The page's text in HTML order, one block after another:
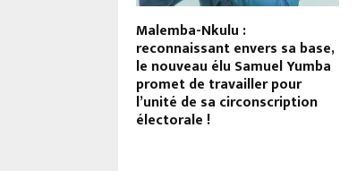
Malemba-Nkulu :
reconnaissant envers sa base,
le nouveau élu Samuel Yumba
promet de travailler pour
l’unité de sa circonscription
électorale !